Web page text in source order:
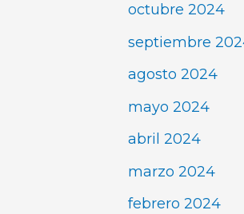
octubre 2024
septiembre
agosto 2024
mayo 2024
abril 2024
marzo 2024
febrero 2024